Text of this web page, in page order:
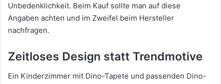
Unbedenklichkeit. Beim Kauf sollte man auf diese
Angaben achten und im Zweifel beim Hersteller
nachfragen.
Zeitloses Design statt Trendmotive
Ein Kinderzimmer mit Dino-Tapete und passenden Dino-